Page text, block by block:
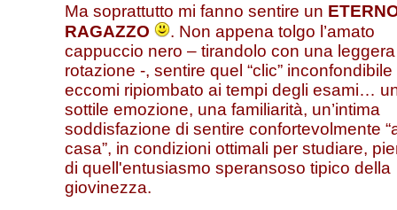
Ma soprattutto mi fanno sentire un
RAGAZZO
. Non appena tolgo l’amato
cappuccio nero – tirandolo con una leggera
rotazione -, sentire quel “clic” inconfondibile
eccomi ripiombato ai tempi degli esami…
sottile emozione, una familiarità, un’intima
soddisfazione di sentire confortevolmente
casa”, in condizioni ottimali per studiare,
di quell'entusiasmo speransoso tipico della
giovinezza.